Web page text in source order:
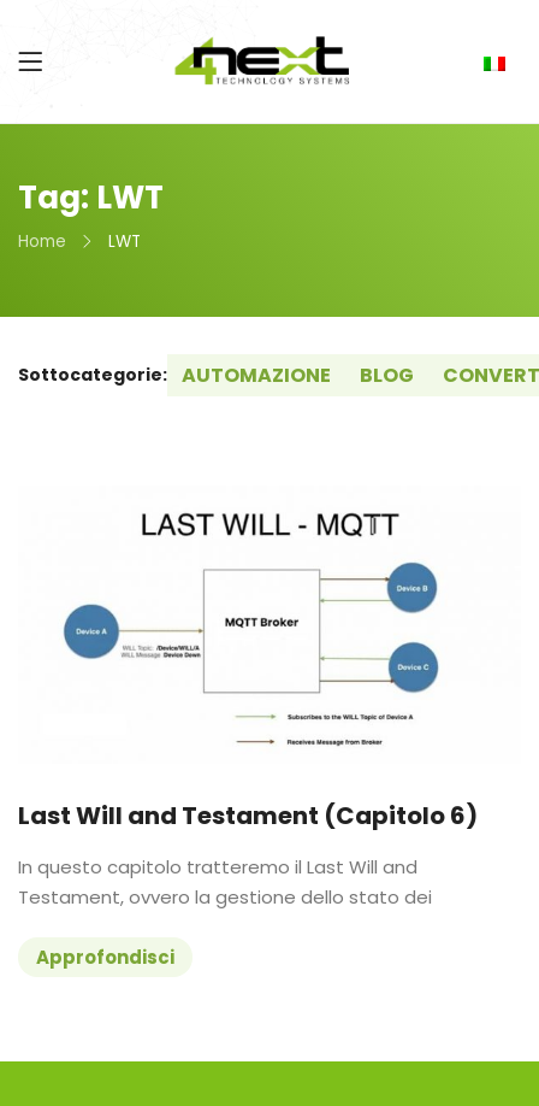
Tag: LWT
Home LWT
Sottocategorie: AUTOMAZIONE BLOG
Last Will and Testament (Capitolo 6)
In questo capitolo tratteremo il Last Will and
Testament, ovvero la gestione dello stato dei
Approfondisci